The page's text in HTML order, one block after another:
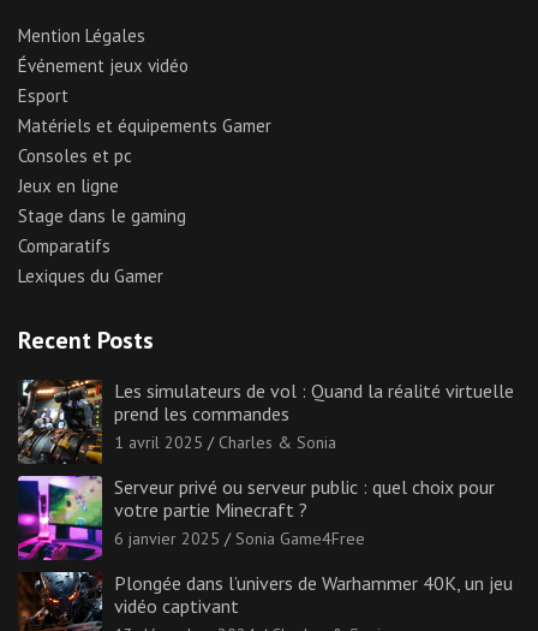
Mention Légales
Événement jeux vidéo
Esport
Matériels et équipements Gamer
Consoles et pc
Jeux en ligne
Stage dans le gaming
Comparatifs
Lexiques du Gamer
Recent Posts
Les simulateurs de vol : Quand la réalité virtuelle
prend les commandes
1 avril 2025 Charles & Sonia
Serveur privé ou serveur public : quel choix pour
votre partie Minecraft ?
6 janvier 2025 Sonia Game4Free
Plongée dans l’univers de Warhammer 40K, un jeu
vidéo captivant